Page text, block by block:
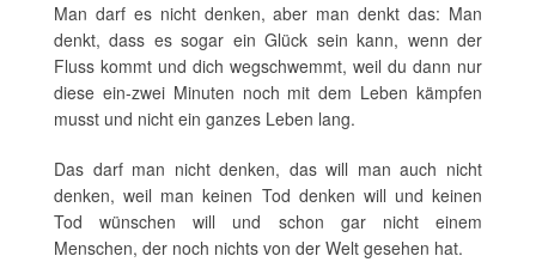
Man darf es nicht denken, aber man denkt das: Man
denkt, dass es sogar ein Glück sein kann, wenn der
Fluss kommt und dich wegschwemmt, weil du dann nur
diese ein-zwei Minuten noch mit dem Leben kämpfen
musst und nicht ein ganzes Leben lang.
Das darf man nicht denken, das will man auch nicht
denken, weil man keinen Tod denken will und keinen
Tod wünschen will und schon gar nicht einem
Menschen, der noch nichts von der Welt gesehen hat.